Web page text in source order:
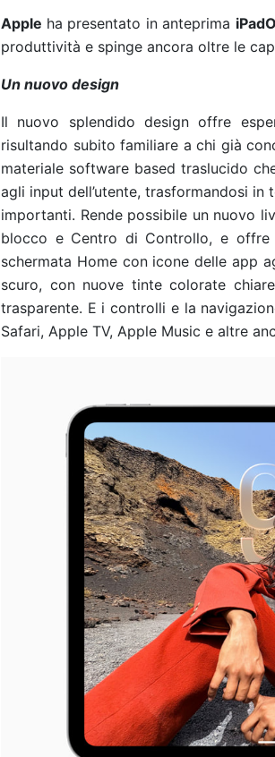
Apple ha presentato in anteprima
produttività e spinge ancora oltre le
Un nuovo design
Il nuovo splendido design offre
risultando subito familiare a chi già
materiale software based traslucido
agli input dell’utente, trasformandosi
importanti. Rende possibile un nuovo
blocco e Centro di Controllo, e offre
schermata Home con icone delle app
scuro, con nuove tinte colorate
trasparente. E i controlli e la
Safari, Apple TV, Apple Music e altre